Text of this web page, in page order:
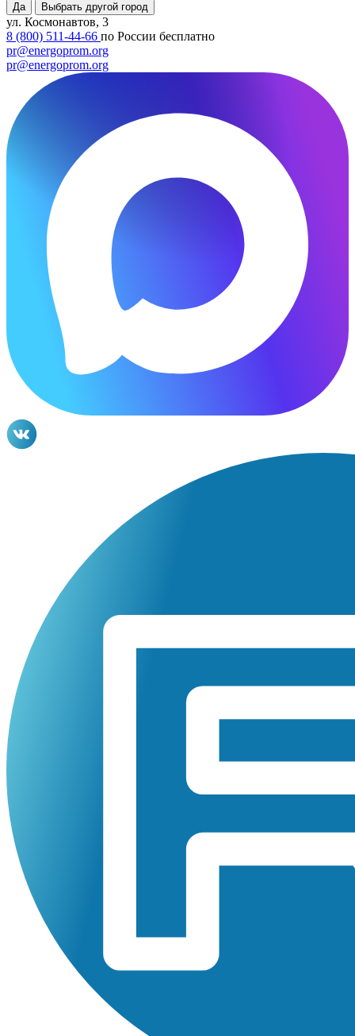
Да Выбрать другой город
ул. Космонавтов, 3
8 (800) 511-44-66 по России бесплатно
pr@energoprom.org
pr@energoprom.org